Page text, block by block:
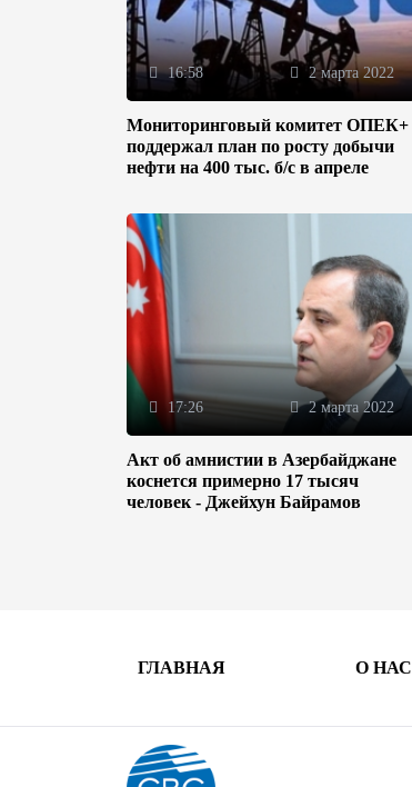
16:58 2 марта 2022
Мониторинговый комитет ОПЕК+
поддержал план по росту добычи
нефти на 400 тыс. б/с в апреле
17:26 2 марта 2022
Акт об амнистии в Азербайджане
коснется примерно 17 тысяч
человек - Джейхун Байрамов
ГЛАВНАЯ О НАС